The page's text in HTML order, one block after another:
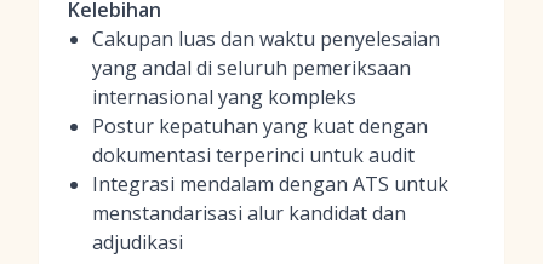
Kelebihan
Cakupan luas dan waktu penyelesaian
yang andal di seluruh pemeriksaan
internasional yang kompleks
Postur kepatuhan yang kuat dengan
dokumentasi terperinci untuk audit
Integrasi mendalam dengan ATS untuk
menstandarisasi alur kandidat dan
adjudikasi